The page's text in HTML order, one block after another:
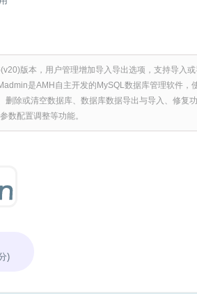
版本，用户管理增加导入导出选项，支持导入
是AMH自主开发的MySQL数据库管理软件，
删除或清空数据库、数据库数据导出与导入、修复
数配置调整等功能。
)